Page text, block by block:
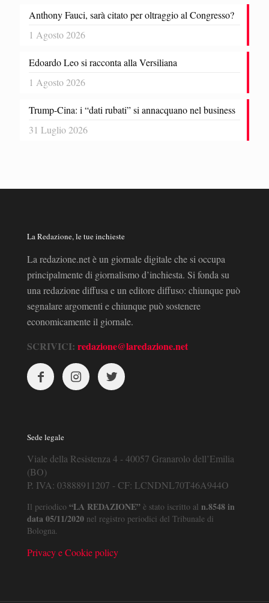
Anthony Fauci, sarà citato per oltraggio al Congresso?
1 Agosto 2026
Edoardo Leo si racconta alla Versiliana
1 Agosto 2026
Trump-Cina: i “dati rubati” si annacquano nel business
31 Luglio 2026
La Redazione, le tue inchieste
La redazione.net è un giornale digitale che si occupa
principalmente di giornalismo d’inchiesta. Si fonda su
una redazione diffusa e un editore diffuso: chiunque può
segnalare argomenti e chiunque può sostenere
economicamente il giornale.
SCRIVICI: redazione@laredazione.net
Sede legale
Viale della Resistenza 4 - 40057 Granarolo dell’Emilia
(BO)
P. IVA: 03888911207 - CF: LCNDNL70T46A944O
Il periodico “LA REDAZIONE” è stato iscritto al n.8548 in
data 05/11/2020 nel registro periodici del Tribunale di
Bologna.
Privacy e Cookie policy